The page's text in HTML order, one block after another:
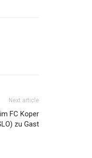
Next article
FC Koper
zu Gast